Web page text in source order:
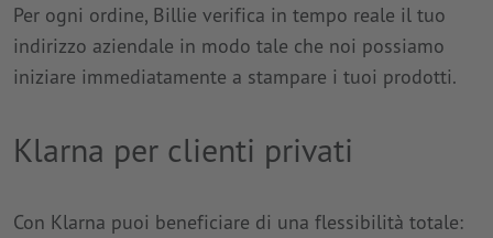
Per ogni ordine, Billie verifica in tempo reale il tuo
indirizzo aziendale in modo tale che noi possiamo
iniziare immediatamente a stampare i tuoi prodotti.
Klarna per clienti privati
Con Klarna puoi beneficiare di una flessibilità totale: